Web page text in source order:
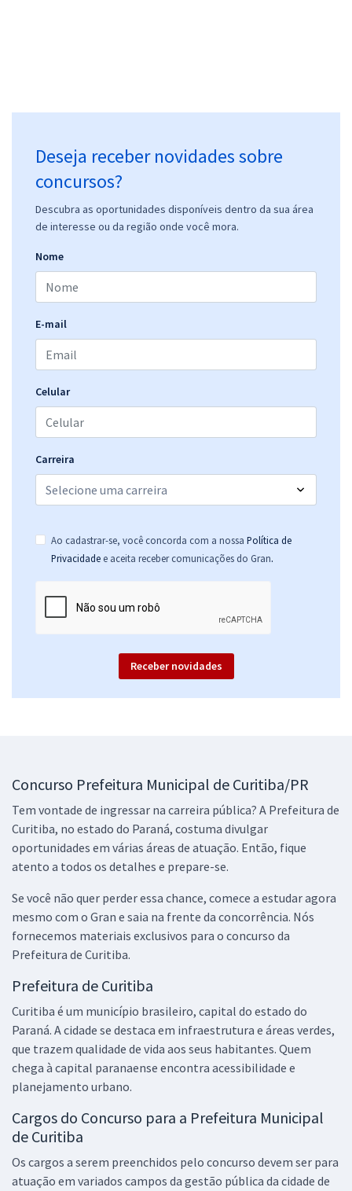
Deseja receber novidades sobre
concursos?
Descubra as oportunidades disponíveis dentro da sua área
de interesse ou da região onde você mora.
Nome
E-mail
Celular
Carreira
Ao cadastrar-se, você concorda com a nossa Política de
Privacidade e aceita receber comunicações do Gran.
Receber novidades
Concurso Prefeitura Municipal de Curitiba/PR
Tem vontade de ingressar na carreira pública? A Prefeitura de
Curitiba, no estado do Paraná, costuma divulgar
oportunidades em várias áreas de atuação. Então, fique
atento a todos os detalhes e prepare-se.
Se você não quer perder essa chance, comece a estudar agora
mesmo com o Gran e saia na frente da concorrência. Nós
fornecemos materiais exclusivos para o concurso da
Prefeitura de Curitiba.
Prefeitura de Curitiba
Curitiba é um município brasileiro, capital do estado do
Paraná. A cidade se destaca em infraestrutura e áreas verdes,
que trazem qualidade de vida aos seus habitantes. Quem
chega à capital paranaense encontra acessibilidade e
planejamento urbano.
Cargos do Concurso para a Prefeitura Municipal
de Curitiba
Os cargos a serem preenchidos pelo concurso devem ser para
atuação em variados campos da gestão pública da cidade de